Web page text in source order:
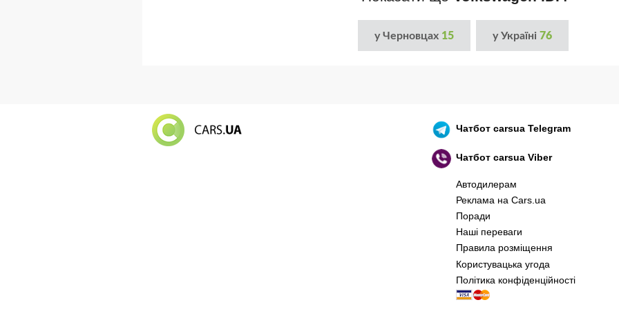
Російський воєнний корабель, іди нах..й! 🇷🇺 🚢 🖕 PS:
у Черновцах 15 у Україні 76
Чатботcarsua Telegram
Чатботcarsua Viber
Автодилерам
Реклама на Cars.ua
Поради
Наші переваги
Правила розміщення
Користувацька угода
Політика конфіденційності